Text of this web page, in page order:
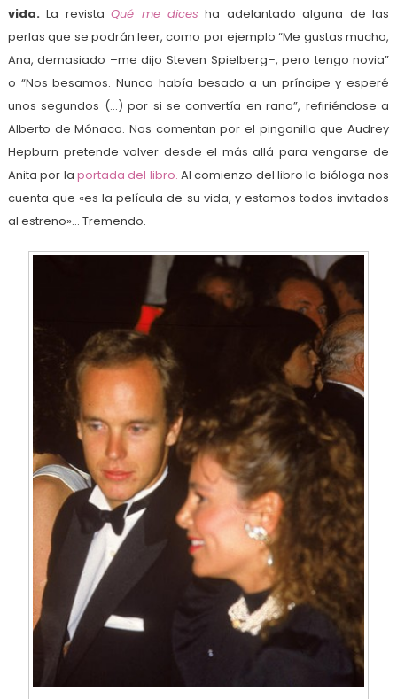
vida.La revistaQué me dices ha adelantado alguna de las
perlas que se podrán leer, como por ejemplo “Me gustas mucho,
Ana, demasiado –me dijo Steven Spielberg–, pero tengo novia”
o “Nos besamos. Nunca había besado a un príncipe y esperé
unos segundos (…) por si se convertía en rana”, refiriéndose a
Alberto de Mónaco. Nos comentan por el pinganillo que Audrey
Hepburn pretende volver desde el más allá para vengarse de
Anita por la portada del libro. Al comienzo del libro la bióloga nos
cuenta que «es la película de su vida, y estamos todos invitados
al estreno»… Tremendo.